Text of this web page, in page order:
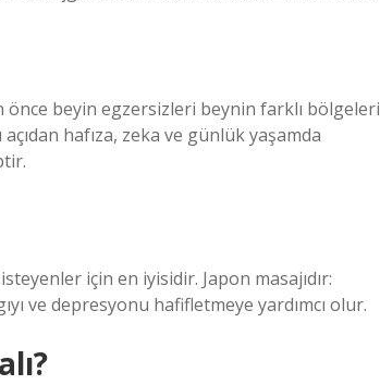
beyin egzersizleri beynin farklı bölgeleri
hafıza, zeka ve günlük yaşamda
için en iyisidir. Japon masajıdır:
ve depresyonu hafifletmeye yardımcı olur.